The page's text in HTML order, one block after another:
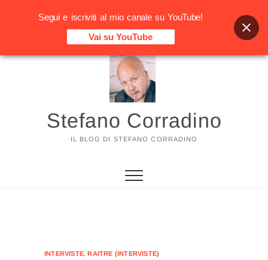
Vai
Stefano Corradino
IL BLOG DI STEFANO CORRADINO
INTERVISTE,RAITRE (INTERVISTE)
Segui e iscriviti al mio canale su YouTube!
Vai su YouTube